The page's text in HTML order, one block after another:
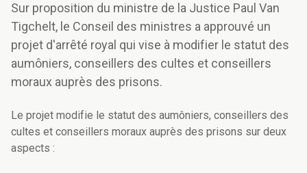
Sur proposition du ministre de la Justice Paul Van
Tigchelt, le Conseil des ministres a approuvé un
projet d'arrêté royal qui vise à modifier le statut des
aumôniers, conseillers des cultes et conseillers
moraux auprès des prisons.
Le projet modifie le statut des aumôniers, conseillers des
cultes et conseillers moraux auprès des prisons sur deux
aspects :